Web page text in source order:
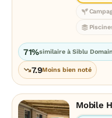
71%similaire à Siblu
7.9Moins bien noté
Mobile